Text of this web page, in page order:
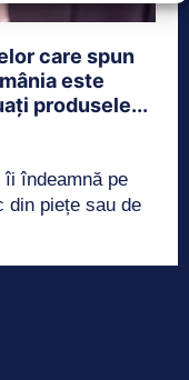
care spun
este
produsele...
îndeamnă pe
din piețe sau de